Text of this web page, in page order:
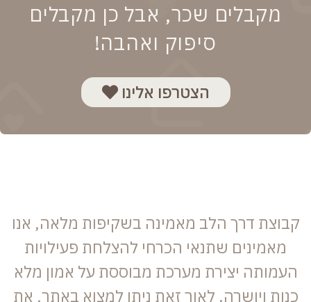
מקבלים שכר, אבל כן מקבלים
סיפוק ואהבה!
הצטרפו אלינו
קבוצת דרך הלב מאמינה בשקיפות מלאה, אנו
מאמינים שתנאי הכרחי להצלחת פעילויות
העמותה יצירת מערכת מבוססת על אמון מלא
כנות ויושרה. לאור זאת ניתן למצוא באתר, את